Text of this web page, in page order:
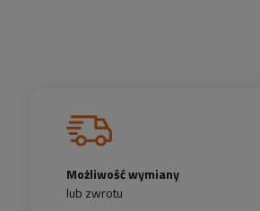
Możliwość wymiany
lub zwrotu